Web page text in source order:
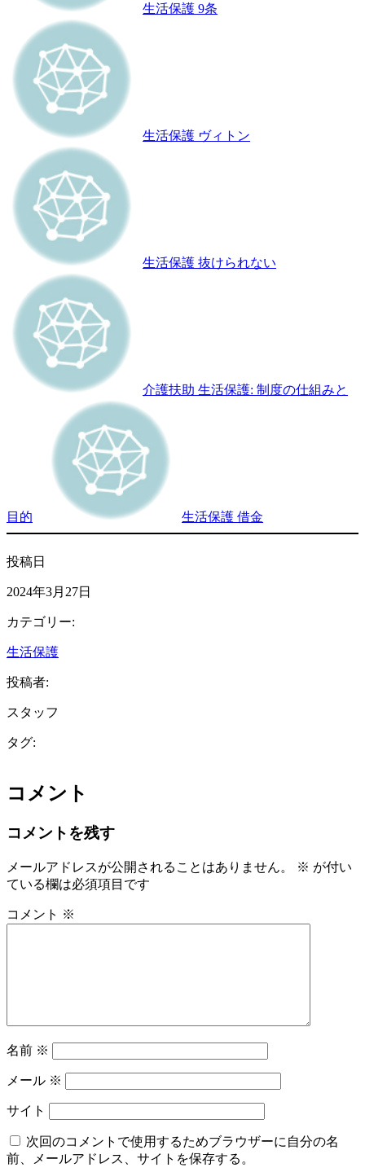
生活保護 9条
生活保護 ヴィトン
生活保護 抜けられない
介護扶助 生活保護: 制度の仕組みと
目的 生活保護 借金
投稿日
2024年3月27日
カテゴリー:
生活保護
投稿者:
スタッフ
タグ:
コメント
コメントを残す
メールアドレスが公開されることはありません。 ※ が付い
ている欄は必須項目です
コメント ※
名前 ※
メール ※
サイト
次回のコメントで使用するためブラウザーに自分の名
前、メールアドレス、サイトを保存する。